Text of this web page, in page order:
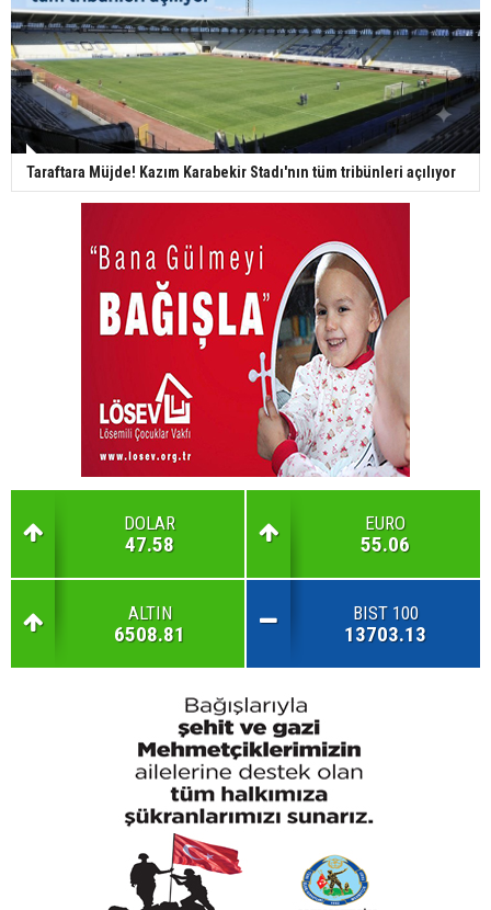
Taraftara Müjde! Kazım Karabekir Stadı'nın tüm tribünleri açılıyor
DOLAR
47.58
EURO
55.06
ALTIN
6508.81
BIST 100
13703.13